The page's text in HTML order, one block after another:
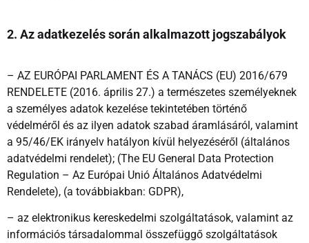
2. Az adatkezelés során alkalmazott jogszabályok
– AZ EURÓPAI PARLAMENT ÉS A TANÁCS (EU) 2016/679
RENDELETE (2016. április 27.) a természetes személyeknek
a személyes adatok kezelése tekintetében történő
védelméről és az ilyen adatok szabad áramlásáról, valamint
a 95/46/EK irányelv hatályon kívül helyezéséről (általános
adatvédelmi rendelet); (The EU General Data Protection
Regulation – Az Európai Unió Általános Adatvédelmi
Rendelete), (a továbbiakban: GDPR),
– az elektronikus kereskedelmi szolgáltatások, valamint az
információs társadalommal összefüggő szolgáltatások